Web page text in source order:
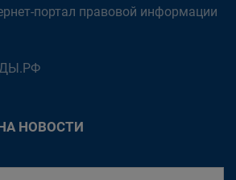
портал правовой информации
НОВОСТИ